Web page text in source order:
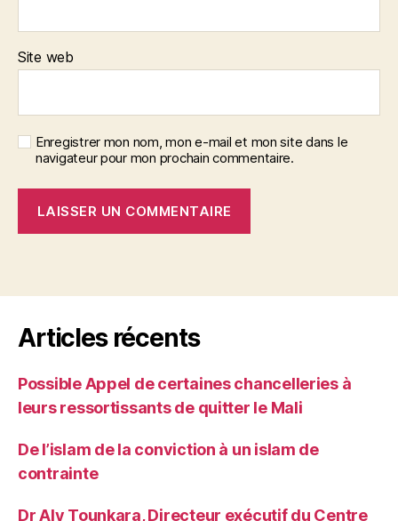
Site web
Enregistrer mon nom, mon e-mail et mon site dans le
navigateur pour mon prochain commentaire.
Articles récents
Possible Appel de certaines chancelleries à
leurs ressortissants de quitter le Mali
De l’islam de la conviction à un islam de
contrainte
Dr Aly Tounkara, Directeur exécutif du Centre